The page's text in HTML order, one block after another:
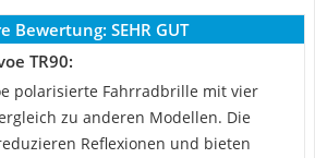
Bewertung: SEHR GUT
TR90:
polarisierte Fahrradbrille mit vier
zu anderen Modellen. Die
Reflexionen und bieten